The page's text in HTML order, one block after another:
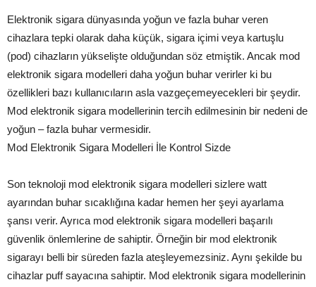
Elektronik sigara dünyasında yoğun ve fazla buhar veren
cihazlara tepki olarak daha küçük, sigara içimi veya kartuşlu
(pod) cihazların yükselişte olduğundan söz etmiştik. Ancak mod
elektronik sigara modelleri daha yoğun buhar verirler ki bu
özellikleri bazı kullanıcıların asla vazgeçemeyecekleri bir şeydir.
Mod elektronik sigara modellerinin tercih edilmesinin bir nedeni de
yoğun – fazla buhar vermesidir.
Mod Elektronik Sigara Modelleri İle Kontrol Sizde
Son teknoloji mod elektronik sigara modelleri sizlere watt
ayarından buhar sıcaklığına kadar hemen her şeyi ayarlama
şansı verir. Ayrıca mod elektronik sigara modelleri başarılı
güvenlik önlemlerine de sahiptir. Örneğin bir mod elektronik
sigarayı belli bir süreden fazla ateşleyemezsiniz. Aynı şekilde bu
cihazlar puff sayacına sahiptir. Mod elektronik sigara modellerinin